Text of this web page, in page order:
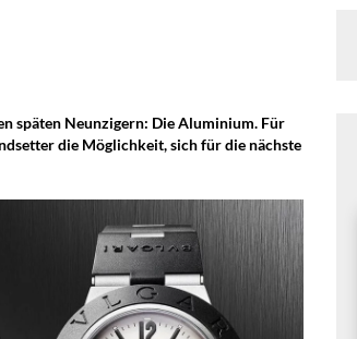
späten Neunzigern: Die Aluminium. Für
die Möglichkeit, sich für die nächste